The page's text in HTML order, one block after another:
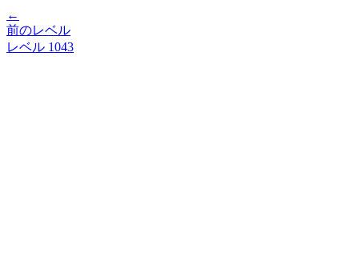
←
前のレベル
レベル 1043